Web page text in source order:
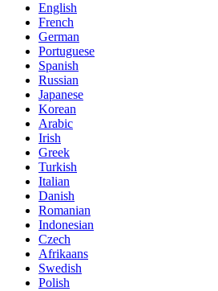
English
French
German
Portuguese
Spanish
Russian
Japanese
Korean
Arabic
Irish
Greek
Turkish
Italian
Danish
Romanian
Indonesian
Czech
Afrikaans
Swedish
Polish